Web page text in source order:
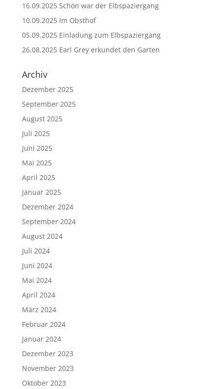
16.09.2025 Schön war der Elbspaziergang
10.09.2025 Im Obsthof
05.09.2025 Einladung zum Elbspaziergang
26.08.2025 Earl Grey erkundet den Garten
Archiv
Dezember 2025
September 2025
August 2025
Juli 2025
Juni 2025
Mai 2025
April 2025
Januar 2025
Dezember 2024
September 2024
August 2024
Juli 2024
Juni 2024
Mai 2024
April 2024
März 2024
Februar 2024
Januar 2024
Dezember 2023
November 2023
Oktober 2023